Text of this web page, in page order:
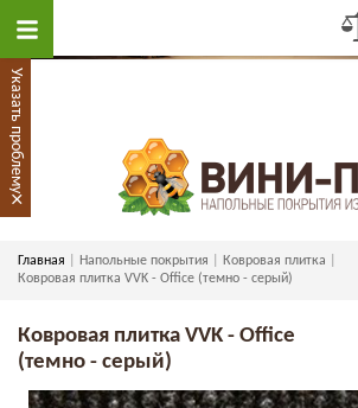
Главная Напольные покрытия
Ковровая плитка
Ковровая плитка VVK - Office (темно - серый)
Ковровая плитка VVK - Office
(темно - серый)
Указать проблему
×